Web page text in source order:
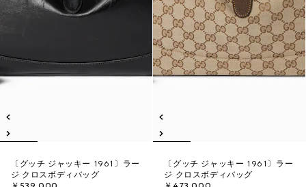
〔グッチ ジャッキー 1961〕ラー
ジ クロスボディバッグ
〔グッチ ジャッキー 1961〕ラー
ジ クロスボディバッグ